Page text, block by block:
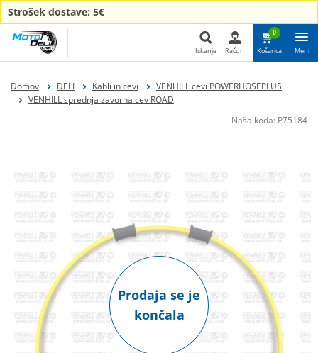
Strošek dostave: 5€
Iskanje
Iskanje Račun
0
Košarica Meni
Domov DELI Kabli in cevi
VENHILL cevi POWERHOSEPLUS
VENHILL sprednja zavorna cev ROAD
Naša koda: P75184
Prodaja se je
končala